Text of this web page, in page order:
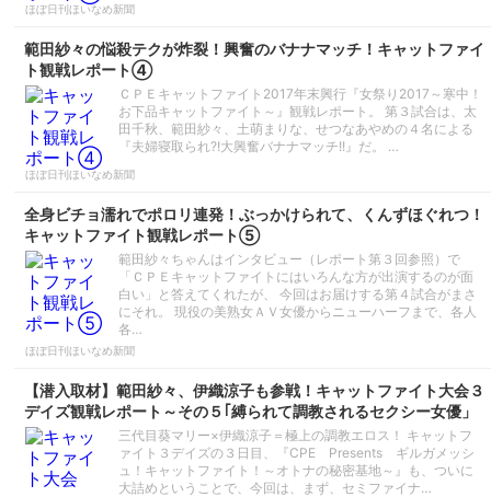
ほぼ日刊ほいなめ新聞
範田紗々の悩殺テクが炸裂！興奮のバナナマッチ！キャットファイ
ト観戦レポート④
ＣＰＥキャットファイト2017年末興行『女祭り2017～寒中！
お下品キャットファイト～』観戦レポート。 第３試合は、太
田千秋、範田紗々、土萌まりな、せつなあやめの４名による
『夫婦寝取られ?!大興奮バナナマッチ!!』だ。 …
ほぼ日刊ほいなめ新聞
全身ビチョ濡れでポロリ連発！ぶっかけられて、くんずほぐれつ！
キャットファイト観戦レポート⑤
範田紗々ちゃんはインタビュー（レポート第３回参照）で
「ＣＰＥキャットファイトにはいろんな方が出演するのが面
白い」と答えてくれたが、 今回はお届けする第４試合がまさ
にそれ。 現役の美熟女ＡＶ女優からニューハーフまで、各人
各…
ほぼ日刊ほいなめ新聞
【潜入取材】範田紗々、伊織涼子も参戦！キャットファイト大会３
デイズ観戦レポート～その５｢縛られて調教されるセクシー女優」
三代目葵マリー×伊織涼子＝極上の調教エロス！ キャットフ
ァイト３デイズの３日目、『CPE Presents ギルガメッシ
ュ！キャットファイト！～オトナの秘密基地～』も、ついに
大詰めということで、今回は、まず、セミファイナ…